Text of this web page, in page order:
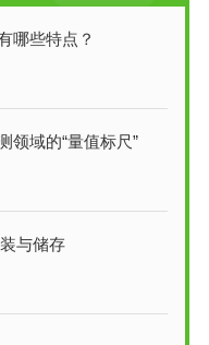
哪些特点？
领域的“量值标尺”
与储存